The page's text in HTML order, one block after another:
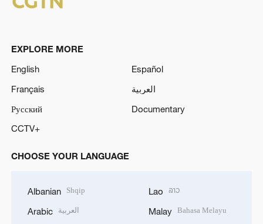
EXPLORE MORE
English
Español
Français
العربية
Русский
Documentary
CCTV+
CHOOSE YOUR LANGUAGE
Albanian Shqip
Arabic العربية
Lao ລາວ
Malay Bahasa Melayu